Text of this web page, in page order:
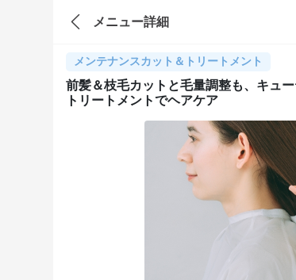
メニュー詳細
メンテナンスカット＆トリートメント
前髪＆枝毛カットと毛量調整も、キュ
トリートメントでヘアケア